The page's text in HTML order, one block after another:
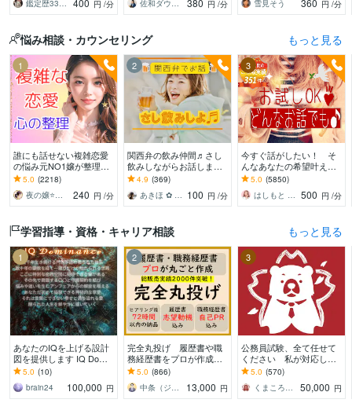
円 /分
持ち等◎祈願付き
円 /分 雪見そう 円 /分
悩み相談・カウンセリング もっと見る
1
誰にも話せない複雑恋愛
の悩み元NO1嬢が整理し
ます 夜職女性への恋・夜
職恋愛・不倫・片思い・
年の差・遠距離・失恋
5.0 (2218)
夜の嬢⭐月島みと｜複雑恋愛カウンセラー
240 円 /分
2
関西弁の飲み仲間♬さし
飲みしながらお話します
何となく話したい✨酔っ
た時のいい気分のまま⭐︎お
話しましょう
4.9 (369)
あきほ ✿ 元気を届ける関西女子✨ 100 円 /分
3
今すぐ話がしたい！ そ
んなあなたの希望叶えま
す 今日あったことから深
刻な悩みまで☆何でも打
ち明けてください。
5.0 (5850)
はしもと ゆっこ♡救急こころの相談室 500 円 /分
学習指導・資格・キャリア相談 もっと見る
1
あなたのIQを上げる設計
図を提供します IQ Domin
ance 圧倒的なアップグレ
ードで人生変革
5.0 (10)
brain24
100,000 円
2
完全丸投げ 履歴書や職
務経歴書をプロが作成し
ます ゼロから作成代行/ポ
イント解説付 総販売実
績2000件突破
5.0 (866)
中条（ジョインキャリアオフィス）
13,000 円
3
公務員試験、全て任せて
ください 私が対応しま
す （提出書類内容、面接
発言内容、私に全て任せ
てください）
5.0 (570)
くまころころ
50,000 円